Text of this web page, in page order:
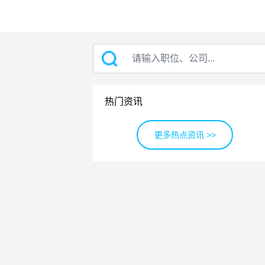
热门资讯
更多热点资讯 >>